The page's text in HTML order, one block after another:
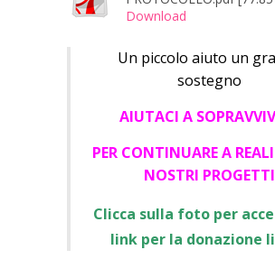
Download
Un piccolo aiuto un
sostegno
AIUTACI A
PER CONTINUARE A
NOSTRI PROGETTI
Clicca sulla foto per
link per la donazione